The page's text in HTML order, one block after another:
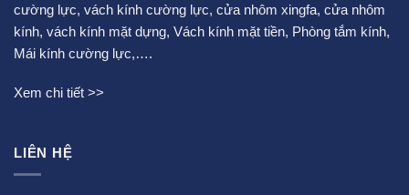
cường lực, vách kính cường lực, cửa nhôm xingfa, cửa nhôm
kính, vách kính mặt dựng, Vách kính mặt tiền, Phòng tắm kính,
Mái kính cường lực,….
Xem chi tiết >>
LIÊN HỆ